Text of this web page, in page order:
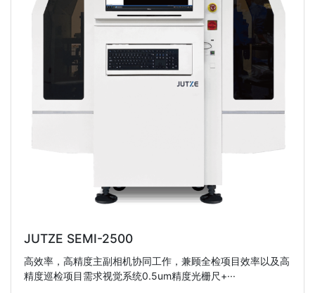
JUTZE SEMI-2500
高效率，高精度主副相机协同工作，兼顾全检项目效率以及高
精度巡检项目需求视觉系统0.5um精度光栅尺+···